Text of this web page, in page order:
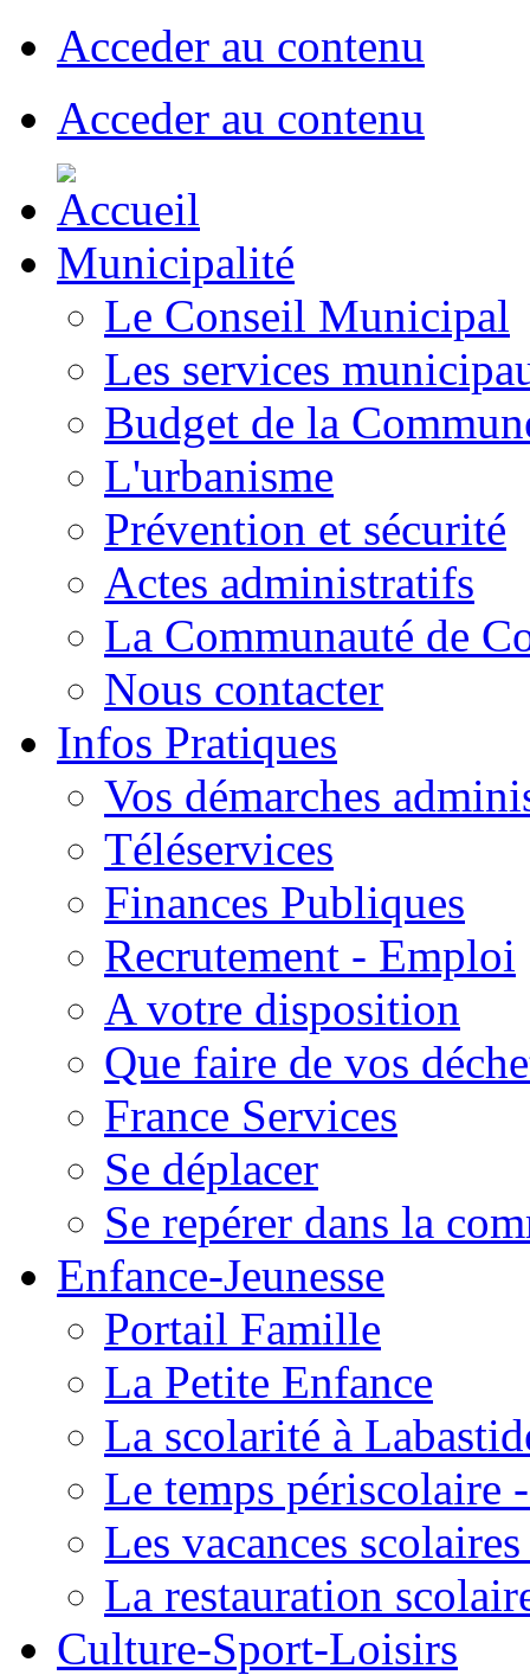
Acceder au contenu
Acceder au contenu
Municipalité
Le Conseil Municipal
Les services
Budget de la
L'urbanisme
Prévention et sécurité
Actes administratifs
La Communauté de
Nous contacter
Infos Pratiques
Vos démarches
Téléservices
Finances Publiques
Recrutement - Emploi
A votre disposition
Que faire de vos
France Services
Se déplacer
Se repérer dans la
Enfance-Jeunesse
Portail Famille
La Petite Enfance
La scolarité à
Le temps périscolaire
Les vacances
La restauration
Culture-Sport-Loisirs